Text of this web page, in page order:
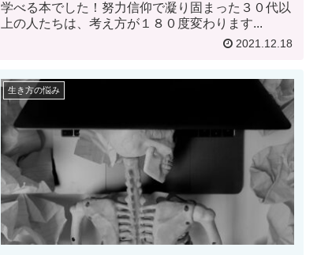
学べる本でした！努力信仰で凝り固まった３０代以
上の人たちは、考え方が１８０度変わります...
2021.12.18
生き方の悩み